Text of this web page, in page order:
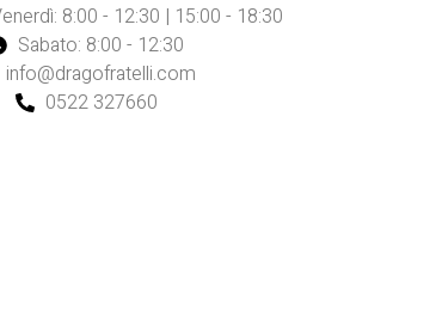
8:00 - 12:30 | 15:00 - 18:30
Sabato: 8:00 - 12:30
info@dragofratelli.com
0522 327660